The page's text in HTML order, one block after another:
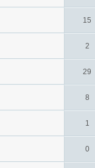
15
2
29
8
1
0